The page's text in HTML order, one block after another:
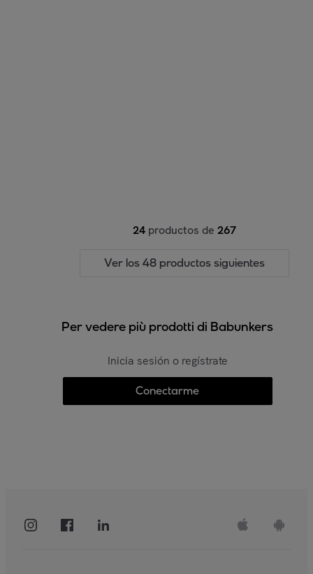
24 productos de 267
Ver los 48 productos siguientes
Per vedere più prodotti di Babunkers
Inicia sesión o regístrate
Conectarme